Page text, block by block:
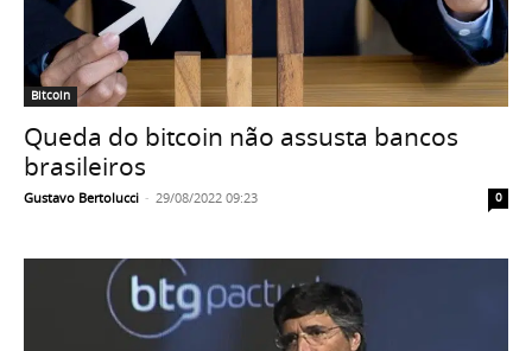
Bitcoin
Queda do bitcoin não assusta bancos
brasileiros
Gustavo Bertolucci - 29/08/2022 09:23 0